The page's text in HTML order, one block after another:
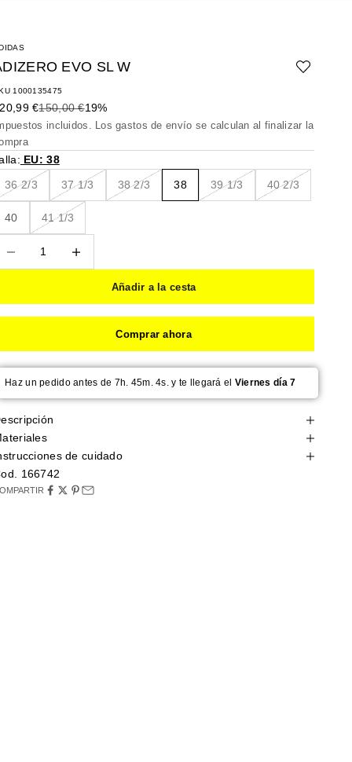
EVO SL W
1000135475
de oferta
€Precio normal
150,00 €19%
incluidos. Losgastos de envío se calculan al finalizar la
EU: 38
36 2/3 37 1/3 38 2/3 38 39 1/3 40 2/3
40 41 1/3
Añadir a la cesta
Comprar ahora
Haz un pedido antes de 7h. 45m. 3s. y te llegará el Viernes día 7
de cuidado
166742